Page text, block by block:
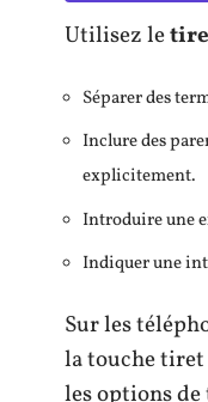
Utilisez le
Séparer des
Inclure des
explicitement.
Introduire une
Indiquer une
Sur les
la touche
les options